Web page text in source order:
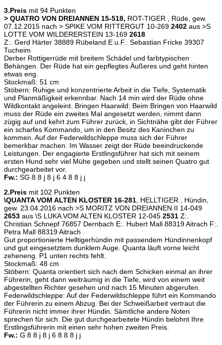
3.Preis mit 94 Punkten
> QUATRO VON DREIANNEN 15-518, ROT-TIGER , Rüde, gew.
07.12.2015 nach > SPIKE VOM RITTERGUT 10-269 2402 aus >S
LOTTE VOM WILDERERSTEIN 13-169 2618
Z:. Gerd Härter 38889 Rübeland E u.F.: Sebastian Fricke 39307
Tucheim
Derber Rottigerrüde mit breitem Schädel und farbtypischen
Behängen. Der Rüde hat ein gepflegtes Äußeres und geht hinten
etwas eng.
Stockmaß: 51 cm
Stöbern: Ruhige und konzentrierte Arbeit in die Tiefe, Systematik
und Planmäßigkeit erkennbar. Nach 14 min wird der Rüde ohne
Wildkontakt angeleint. Bringen Haarwild: Beim Bringen von Haarwild
muss der Rüde ein zweites Mal angesetzt werden, nimmt dann
zügig auf und kehrt zum Führer zurück, in Sichtnähe gibt der Führer
ein scharfes Kommando, um in den Besitz des Kaninchen zu
kommen. Auf der Federwildschleppe muss sich der Führer
bemerkbar machen. Im Wasser zeigt der Rüde beeindruckende
Leistungen. Der engagierte Erstlingsführer hat sich mit seinem
ersten Hund sehr viel Mühe gegeben und stellt seinen Quatro gut
durchgearbeitet vor.
Fw.: SG 8 8 j 8 j 6 4 8 8 j j
2.Preis mit 102 Punkten
\QUANTA VOM ALTEN KLOSTER 16-281 , HELLTIGER , Hündin,
gew. 23.04.2016 nach >S MORITZ VON DREIANNEN II 14-049
2653 aus \S LUKA VOM ALTEN KLOSTER 12-045 2531 Z:.
Christian Schnepf 76857 Dernbach E:. Hubert Mall 88319 Aitrach F:.
Petra Mall 88319 Aitrach
Gut proportionierte Helltigerhündin mit passendem Hündinnenkopf
und gut eingesetztem dunklem Auge. Quanta läuft vorne leicht
zeheneng. P1 unten rechts fehlt.
Stockmaß: 48 cm
Stöbern: Quanta orientiert sich nach dem Schicken einmal an ihrer
Führerin, geht dann weiträumig in die Tiefe, wird von einem weit
abgestellten Richter gesehen und nach 15 Minuten abgerufen.
Federwildschleppe: Auf der Federwildschleppe führt ein Kommando
der Führerin zu einem Abzug. Bei der Schweißarbeit vertraut die
Führerin nicht immer ihrer Hündin. Sämtliche andere Noten
sprechen für sich. Die gut durchgearbeitete Hündin belohnt Ihre
Erstlingsführerin mit einen sehr hohen zweiten Preis.
Fw.: G 8 8 j 8 j 6 8 8 8 j j